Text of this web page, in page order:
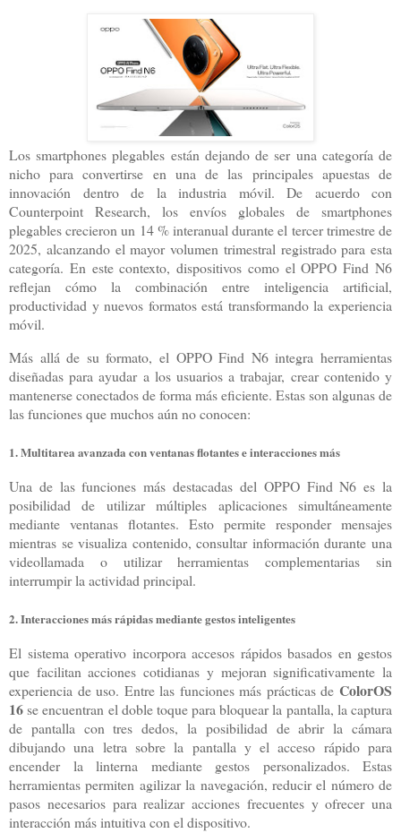
Los smartphones plegables están dejando de ser una categoría de
nicho para convertirse en una de las principales apuestas de
innovación dentro de la industria móvil. De acuerdo con
Counterpoint Research, los envíos globales de smartphones
plegables crecieron un 14 % interanual durante el tercer trimestre de
2025, alcanzando el mayor volumen trimestral registrado para esta
categoría. En este contexto, dispositivos como el OPPO Find N6
reflejan cómo la combinación entre inteligencia artificial,
productividad y nuevos formatos está transformando la experiencia
móvil.
Más allá de su formato, el OPPO Find N6 integra herramientas
diseñadas para ayudar a los usuarios a trabajar, crear contenido y
mantenerse conectados de forma más eficiente. Estas son algunas de
las funciones que muchos aún no conocen:
1. Multitarea avanzada con ventanas flotantes e interacciones más
Una de las funciones más destacadas del OPPO Find N6 es la
posibilidad de utilizar múltiples aplicaciones simultáneamente
mediante ventanas flotantes. Esto permite responder mensajes
mientras se visualiza contenido, consultar información durante una
videollamada o utilizar herramientas complementarias sin
interrumpir la actividad principal.
2. Interacciones más rápidas mediante gestos inteligentes
El sistema operativo incorpora accesos rápidos basados en gestos
que facilitan acciones cotidianas y mejoran significativamente la
experiencia de uso. Entre las funciones más prácticas de ColorOS
16se encuentran el doble toque para bloquear la pantalla, la captura
de pantalla con tres dedos, la posibilidad de abrir la cámara
dibujando una letra sobre la pantalla y el acceso rápido para
encender la linterna mediante gestos personalizados. Estas
herramientas permiten agilizar la navegación, reducir el número de
pasos necesarios para realizar acciones frecuentes y ofrecer una
interacción más intuitiva con el dispositivo.